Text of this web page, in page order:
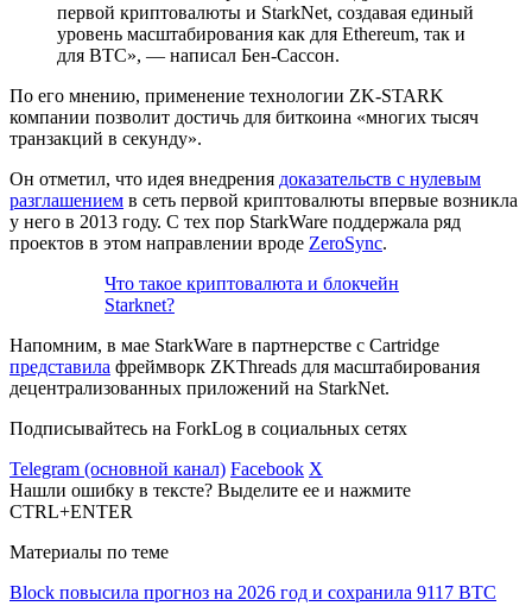
первой криптовалюты и StarkNet, создавая единый
уровень масштабирования как для Ethereum, так и
для BTC», — написал Бен-Сассон.
По его мнению, применение технологии ZK-STARK
компании позволит достичь для биткоина «многих тысяч
транзакций в секунду».
Он отметил, что идея внедрения доказательств с нулевым
разглашением в сеть первой криптовалюты впервые возникла
у него в 2013 году. С тех пор StarkWare поддержала ряд
проектов в этом направлении вроде ZeroSync.
Что такое криптовалюта и блокчейн
Starknet?
Напомним, в мае StarkWare в партнерстве с Cartridge
представила фреймворк ZKThreads для масштабирования
децентрализованных приложений на StarkNet.
Подписывайтесь на ForkLog в социальных сетях
Telegram (основной канал) Facebook X
Нашли ошибку в тексте? Выделите ее и нажмите
CTRL+ENTER
Материалы по теме
Block повысила прогноз на 2026 год и сохранила 9117 BTC